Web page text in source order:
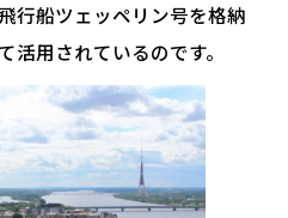
行船ツェッペリン号を格納
活用されているのです。